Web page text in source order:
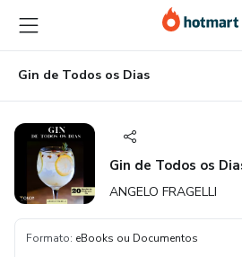
para
o
conteúdo
principal
para
o
pagamento
para
o
rodapéGin de Todos os Dias
Gin de Todos os
ANGELO FRAGELLI
Formato: eBooks ou Documentos